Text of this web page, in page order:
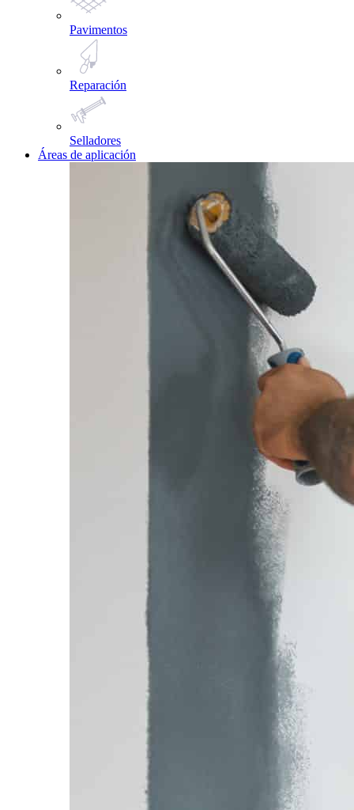
Pavimentos
Reparación
Selladores
Áreas de aplicación